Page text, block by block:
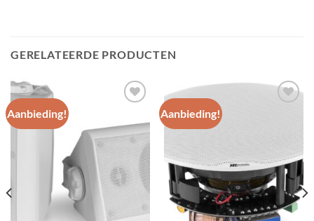
GERELATEERDE PRODUCTEN
Aanbieding!
Toevoegen
aan
wenslijst
Aanbieding!
Toevoegen
aan
wenslijst